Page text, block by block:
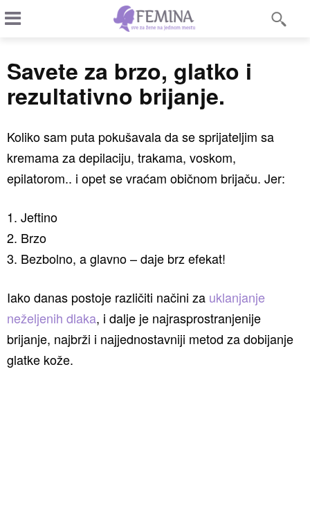
Savete za brzo, glatko i
rezultativno brijanje.
Koliko sam puta pokušavala da se sprijateljim sa
kremama za depilaciju, trakama, voskom,
epilatorom.. i opet se vraćam običnom brijaču. Jer:
1. Jeftino
2. Brzo
3. Bezbolno, a glavno – daje brz efekat!
Iako danas postoje različiti načini za uklanjanje
neželjenih dlaka, i dalje je najrasprostranjenije
brijanje, najbrži i najjednostavniji metod za dobijanje
glatke kože.